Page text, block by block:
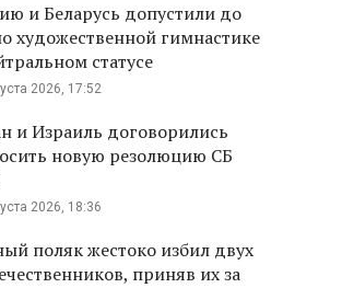
и Беларусь допустили до
художественной гимнастике
статусе
2026, 17:52
и Израиль договорились
новую резолюцию СБ
2026, 18:36
поляк жестоко избил двух
приняв их за